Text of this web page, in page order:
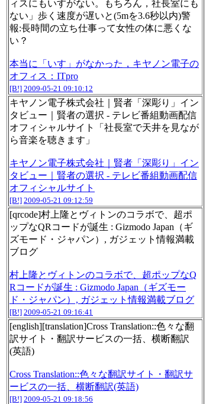
ィスにもいすがない。もちろん，社長室にも
ない」歩く速度が遅いと(5mを3.6秒以内)警
報:長時間の立ち仕事って女性の体に悪くな
い？
本当に「いす」がなかった，キヤノン電子の
オフィス：ITpro
[B!] 2009-05-21 09:10:12
キヤノン電子株式会社｜賢者「深彫り」イン
タビュー｜賢者の選択 - テレビ番組動画配信
オフィシャルサイト「社長室で天井を見なが
ら音楽を聴きます」
キヤノン電子株式会社｜賢者「深彫り」イン
タビュー｜賢者の選択 - テレビ番組動画配信
オフィシャルサイト
[B!] 2009-05-21 09:12:59
[qrcode]村上隆とヴィトンのコラボで、超ポ
ップなQRコードが誕生 : Gizmodo Japan（ギ
ズモード・ジャパン）, ガジェット情報満載
ブログ
村上隆とヴィトンのコラボで、超ポップなQ
Rコードが誕生 : Gizmodo Japan（ギズモー
ド・ジャパン）, ガジェット情報満載ブログ
[B!] 2009-05-21 09:16:41
[english][translation]Cross Translation::色々な翻
訳サイト・翻訳サービスの一括、横断翻訳
(英語)
Cross Translation::色々な翻訳サイト・翻訳サ
ービスの一括、横断翻訳(英語)
[B!] 2009-05-21 09:18:56